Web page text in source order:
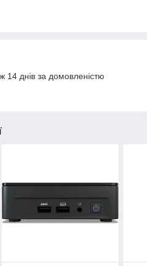
14 днів за домовленістю